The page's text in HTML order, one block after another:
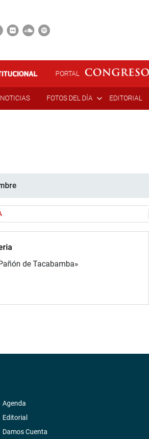
PORTAL
NOTICIAS FOTOS DEL DÍA EDITORIAL
de Tacabamba»
Agenda
Editorial
Damos Cuenta